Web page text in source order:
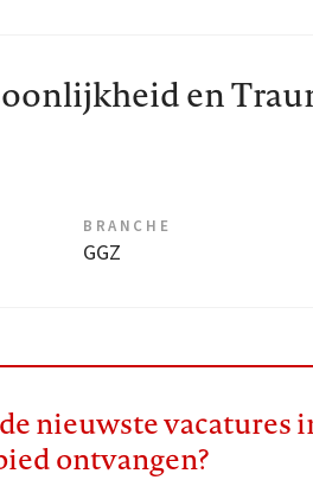
en
BRANCHE
GGZ
nieuwste vacatures
ontvangen?